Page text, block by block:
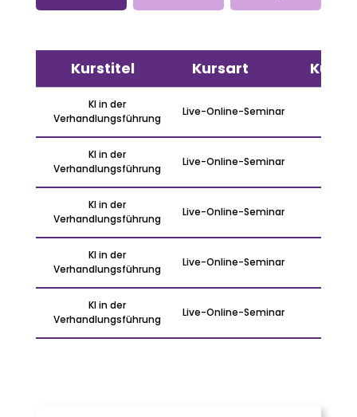
Kurstitel Kursart
KI in der
Verhandlungsführung
Live-Online-Seminar
KI in der
Verhandlungsführung
Live-Online-Seminar
KI in der
Verhandlungsführung
Live-Online-Seminar
KI in der
Verhandlungsführung
Live-Online-Seminar
KI in der
Verhandlungsführung
Live-Online-Seminar